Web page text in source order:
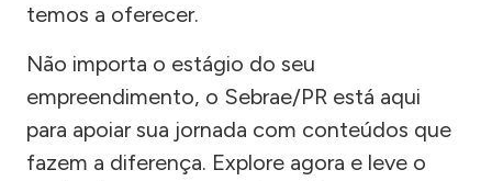
temos a oferecer.
Não importa o estágio do seu
empreendimento, o Sebrae/PR está aqui
para apoiar sua jornada com conteúdos que
fazem a diferença. Explore agora e leve o